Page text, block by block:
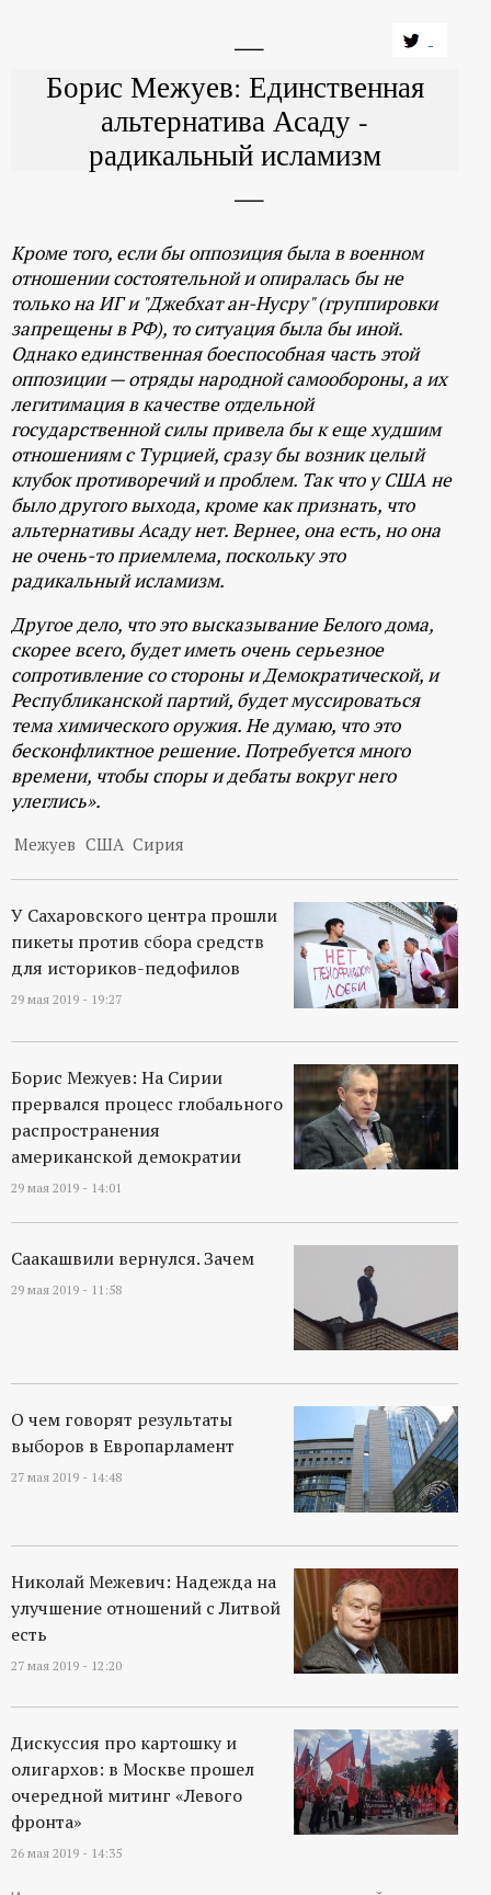
Борис Межуев: Единственная
альтернатива Асаду -
радикальный исламизм
Кроме того, если бы оппозиция была в военном
отношении состоятельной и опиралась бы не
только на ИГ и "Джебхат ан-Нусру" (группировки
запрещены в РФ), то ситуация была бы иной.
Однако единственная боеспособная часть этой
оппозиции — отряды народной самообороны, а их
легитимация в качестве отдельной
государственной силы привела бы к еще худшим
отношениям с Турцией, сразу бы возник целый
клубок противоречий и проблем. Так что у США не
было другого выхода, кроме как признать, что
альтернативы Асаду нет. Вернее, она есть, но она
не очень-то приемлема, поскольку это
радикальный исламизм.
Другое дело, что это высказывание Белого дома,
скорее всего, будет иметь очень серьезное
сопротивление со стороны и Демократической, и
Республиканской партий, будет муссироваться
тема химического оружия. Не думаю, что это
бесконфликтное решение. Потребуется много
времени, чтобы споры и дебаты вокруг него
улеглись».
Межуев США Сирия
У Сахаровского центра прошли
пикеты против сбора средств
для историков-педофилов
29 мая 2019 - 19:27
Борис Межуев: На Сирии
прервался процесс глобального
распространения
американской демократии
29 мая 2019 - 14:01
Саакашвили вернулся. Зачем
29 мая 2019 - 11:58
О чем говорят результаты
выборов в Европарламент
27 мая 2019 - 14:48
Николай Межевич: Надежда на
улучшение отношений с Литвой
есть
27 мая 2019 - 12:20
Дискуссия про картошку и
олигархов: в Москве прошел
очередной митинг «Левого
фронта»
26 мая 2019 - 14:35